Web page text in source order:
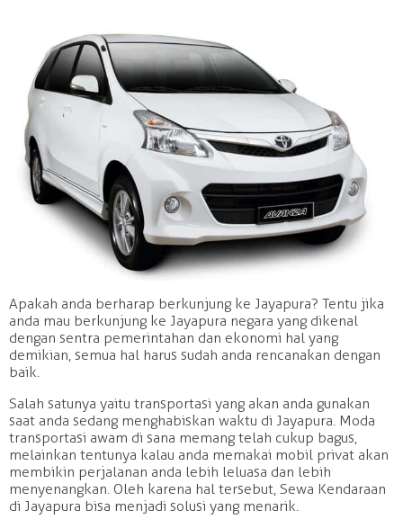
Apakah anda berharap berkunjung ke Jayapura? Tentu jika
anda mau berkunjung ke Jayapura negara yang dikenal
dengan sentra pemerintahan dan ekonomi hal yang
demikian, semua hal harus sudah anda rencanakan dengan
baik.
Salah satunya yaitu transportasi yang akan anda gunakan
saat anda sedang menghabiskan waktu di Jayapura. Moda
transportasi awam di sana memang telah cukup bagus,
melainkan tentunya kalau anda memakai mobil privat akan
membikin perjalanan anda lebih leluasa dan lebih
menyenangkan. Oleh karena hal tersebut, Sewa Kendaraan
di Jayapura bisa menjadi solusi yang menarik.